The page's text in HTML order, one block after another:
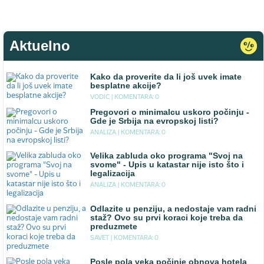
Aktuelno
Kako da proverite da li još uvek imate
besplatne akcije?
VODIC | KOMENTARA: 0
Pregovori o minimalcu uskoro počinju -
Gde je Srbija na evropskoj listi?
ANALIZA | KOMENTARA: 0
Velika zabluda oko programa "Svoj na
svome" - Upis u katastar nije isto što i
legalizacija
ANALIZA | KOMENTARA: 0
Odlazite u penziju, a nedostaje vam radni
staž? Ovo su prvi koraci koje treba da
preduzmete
SAVET | KOMENTARA: 0
Posle pola veka počinje obnova hotela